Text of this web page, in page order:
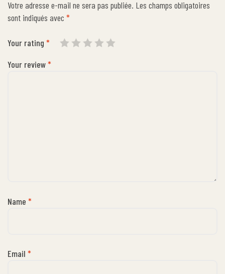
Votre adresse e-mail ne sera pas publiée. Les champs obligatoires
sont indiqués avec *
Your rating *
Your review*
Name *
Email *